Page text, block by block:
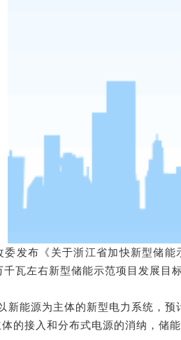
委发布《关于浙江省加快新型储
千瓦左右新型储能示范项目发展目
新能源为主体的新型电力系统，
的接入和分布式电源的消纳，储